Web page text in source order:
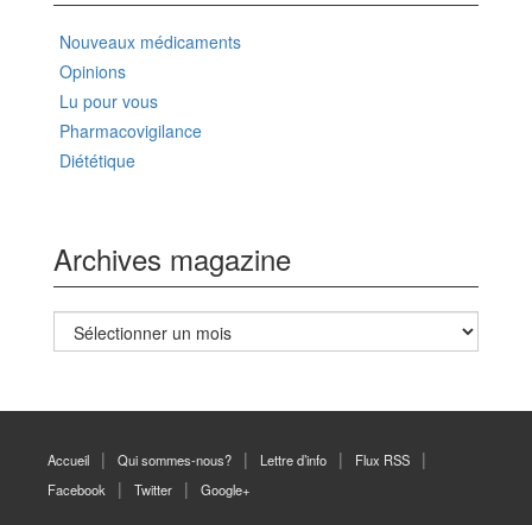
Nouveaux médicaments
Opinions
Lu pour vous
Pharmacovigilance
Diététique
Archives magazine
Archives
magazine
Accueil Qui sommes-nous? Lettre d’info
Flux RSS
Facebook
Twitter Google+